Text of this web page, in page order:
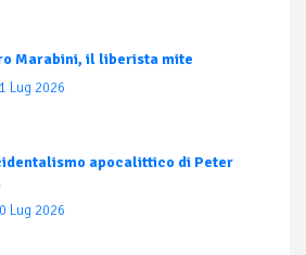
Marabini, il liberista mite
Lug 2026
apocalittico di Peter
Lug 2026